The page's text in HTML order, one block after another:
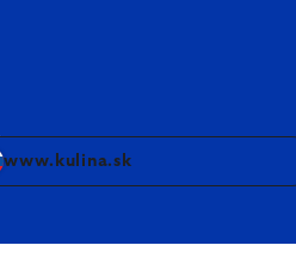
www.kulina.sk